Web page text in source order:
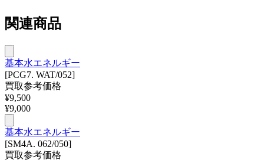
関連商品
基本水エネルギー
[PCG7. WAT/052]
買取参考価格
¥9,500
¥9,000
基本水エネルギー
[SM4A. 062/050]
買取参考価格